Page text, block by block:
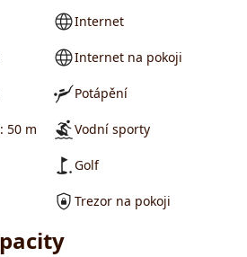
50 m
Internet
Internet na pokoji
Potápění
Vodní sporty
Golf
Trezor na pokoji